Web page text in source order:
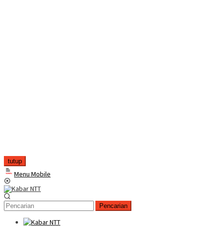
tutup
Menu Mobile
Pencarian